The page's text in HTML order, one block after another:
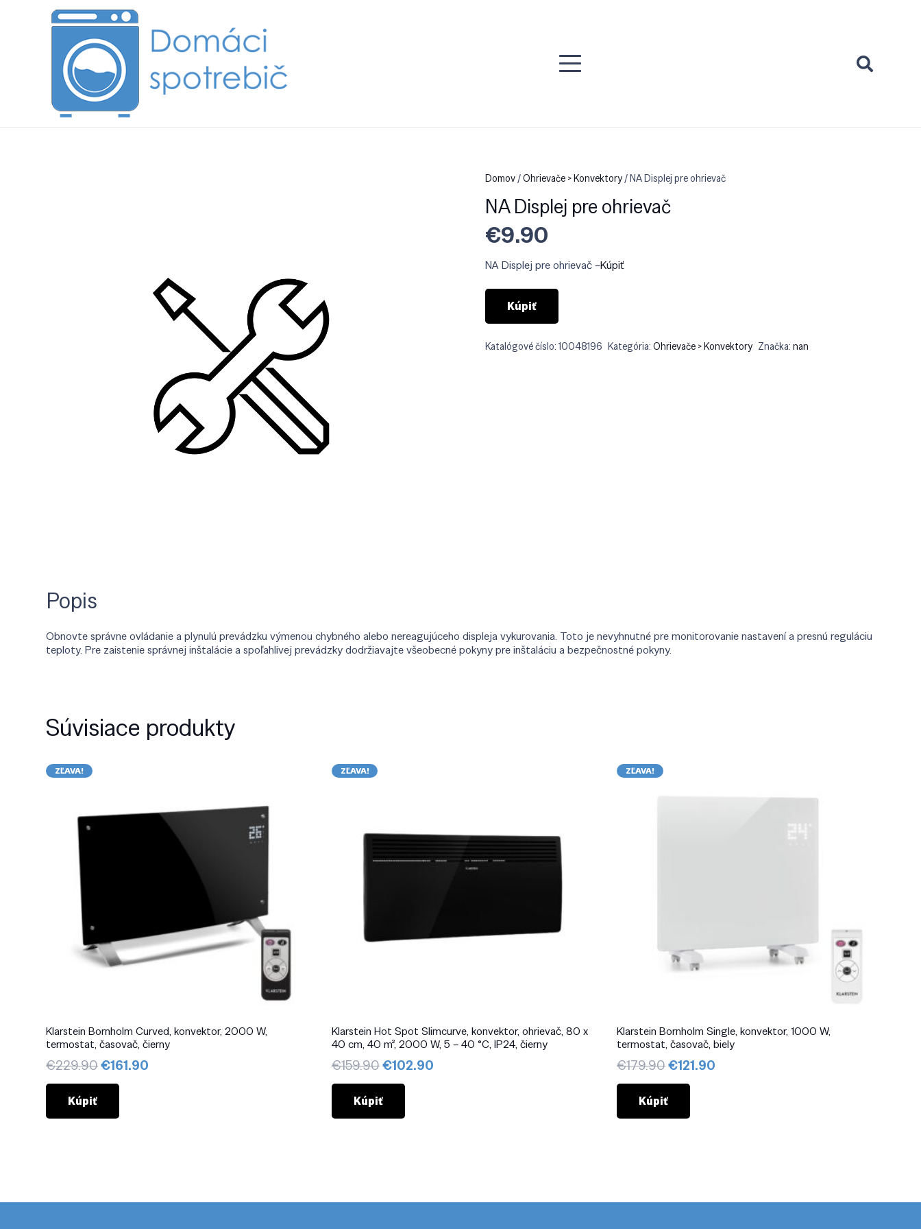
Domov/Ohrievače > Konvektory/ NA Displej pre ohrievač
NA Displej pre ohrievač
€9.90
NA Displej pre ohrievač –Kúpiť
Kúpiť
Katalógové číslo:10048196 Kategória:Ohrievače > Konvektory Značka: nan
Popis
Obnovte správne ovládanie a plynulú prevádzku výmenou chybného alebo nereagujúceho displeja vykurovania. Toto je nevyhnutné pre monitorovanie nastavení a presnú reguláciu
teploty. Pre zaistenie správnej inštalácie a spoľahlivej prevádzky dodržiavajte všeobecné pokyny pre inštaláciu a bezpečnostné pokyny.
Súvisiace produkty
ZĽAVA!
Klarstein Bornholm Curved, konvektor, 2000 W,
termostat, časovač, čierny
€229.90Pôvodná
cena
€229.90.
€161.90
Kúpiť
ZĽAVA!
Klarstein Hot Spot Slimcurve, konvektor, ohrievač, 80 x
40 cm, 40 m², 2000 W, 5 – 40 °C, IP24, čierny
€159.90Pôvodná
cena
bola:
€159.90.
€102.90Aktuálna
Kúpiť
ZĽAVA!
Klarstein Bornholm Single, konvektor, 1000 W,
termostat, časovač, biely
€179.90Pôvodná
cena
bola:
€179.90.
€121.90
Kúpiť